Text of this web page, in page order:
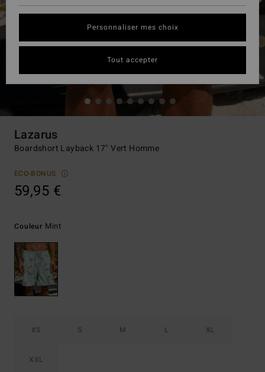
Lazarus
Boardshort Layback 17" Vert Homme
ECO-BONUS
59,95 €
Couleur Mint
XS S M L XL
XXL
Personnaliser mes choix
Tout accepter